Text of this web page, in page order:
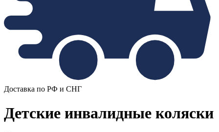
Доставка по РФ и СНГ
Детские инвалидные коляски